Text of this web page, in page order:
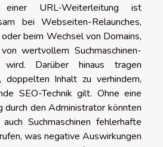
URL-Weiterleitung ist
bei Webseiten-Relaunches,
beim Wechsel von Domains,
wertvollem Suchmaschinen-
wird. Darüber hinaus tragen
doppelten Inhalt zu verhindern,
SEO-Technik gilt. Ohne eine
durch den Administrator könnten
Suchmaschinen fehlerhafte
was negative Auswirkungen